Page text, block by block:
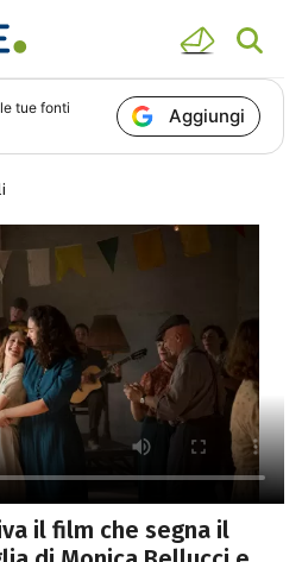
tue fonti
Aggiungi
il film che segna il